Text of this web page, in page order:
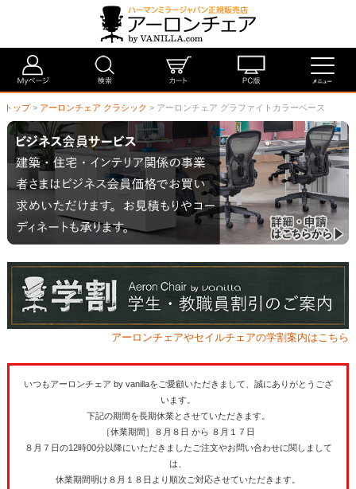
トップ> アーロンチェア クラシック > アーロンチェア グラファイトカラーベース
アーロンチェアやセイルチェアの学割案内はこちら
いつもアーロンチェア by vanillaをご愛顧いただきまして、誠にありがとうござ
います。
下記の期間を長期休業とさせていただきます。
［休業期間］８月８日 から ８月１７日
８月７日の12時00分以降にいただきましたご注文やお問い合わせに関しまして
は、
休業期間明け８月１８日より順次ご対応させていただきます。